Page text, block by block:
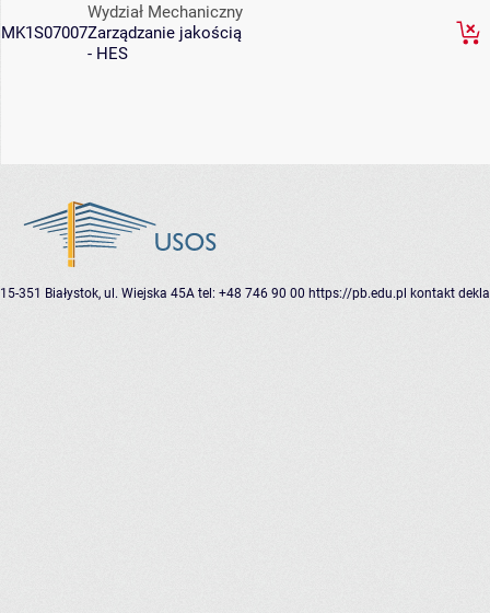
MK1S07007
Wydział Mechaniczny
Zarządzanie jakością
- HES
15-351 Białystok, ul. Wiejska 45A tel: +48 746 90 00 https://pb.edu.pl kontakt